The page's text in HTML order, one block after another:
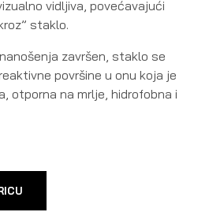
vidljiva, povećavajući
staklo.
završen, staklo se
površine u onu koja je
otporna na mrlje, hidrofobna i